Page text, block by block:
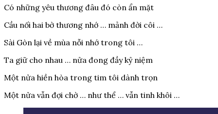
Có những yêu thương đâu đó còn ẩn mặt
Cầu nối hai bờ thương nhớ … mảnh đời côi …
Sài Gòn lại về mùa nỗi nhớ trong tôi …
Ta giữ cho nhau … nửa đong đầy kỷ niệm
Một nửa hiền hòa trong tim tôi dành trọn
Một nửa vẫn đợi chờ … như thể … vẫn tinh khôi …